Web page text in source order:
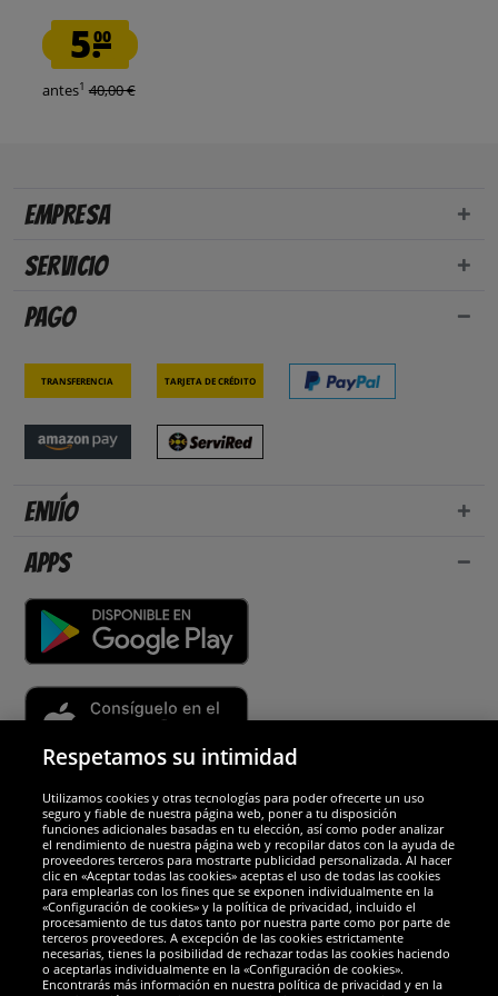
5.00
antes1 40,00 €
Empresa
Servicio
Pago
Transferencia Tarjeta de crédito
Envío
Apps
Socios y seguridad
Galardones
Respetamos su intimidad
Utilizamos cookies y otras tecnologías para poder ofrecerte un uso
seguro y fiable de nuestra página web, poner a tu disposición
funciones adicionales basadas en tu elección, así como poder analizar
el rendimiento de nuestra página web y recopilar datos con la ayuda de
proveedores terceros para mostrarte publicidad personalizada. Al hacer
clic en «Aceptar todas las cookies» aceptas el uso de todas las cookies
para emplearlas con los fines que se exponen individualmente en la
«Configuración de cookies» y la política de privacidad, incluido el
procesamiento de tus datos tanto por nuestra parte como por parte de
terceros proveedores. A excepción de las cookies estrictamente
necesarias, tienes la posibilidad de rechazar todas las cookies haciendo
o aceptarlas individualmente en la «Configuración de cookies».
Encontrarás más información en nuestra política de privacidad y en la